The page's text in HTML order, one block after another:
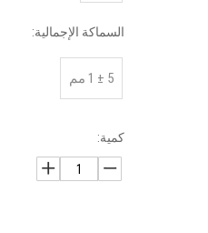
السماكة الإجمالية:
5 ± 1 مم
كمية: